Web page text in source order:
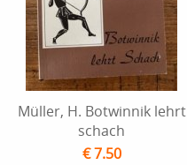
Müller, H. Botwinnik lehrt
schach
€ 7.50